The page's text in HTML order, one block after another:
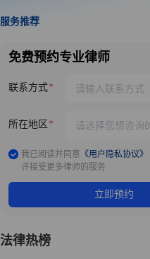
服务推荐
免费预约专业律师
联系方式
所在地区
我已阅读并同意 《用户隐私协议》
许接受更多律师的服务
立即预约
法律热榜